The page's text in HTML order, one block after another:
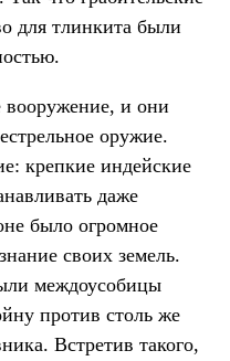
для тлинкита были
и они
оружие.
крепкие индейские
даже
было огромное
своих земель.
междоусобицы
против столь же
Встретив такого,